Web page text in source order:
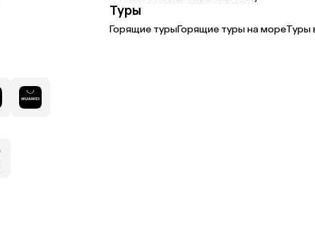
Туры
Горящие турыГорящие туры на мореТуры